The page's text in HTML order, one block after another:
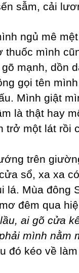
sẫm, cải
ngủ mê
mình
mạnh, dồn
gọi tên
Mình giật
là thật hay m
trở một lát rồi
trên
sổ, xa xa c
lá. Mùa đông
đêm qua hi
ai gõ cửa
mình nằm
đó kéo về